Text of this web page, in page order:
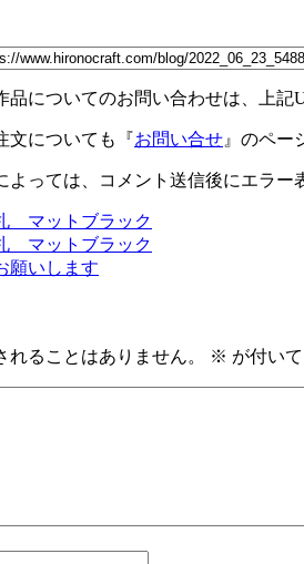
品についてのお問い合わせは、
文についても『お問い合せ 』のペー
っては、コメント送信後にエラー
マットブラック
マットブラック
願いします
れることはありません。 ※ が付い